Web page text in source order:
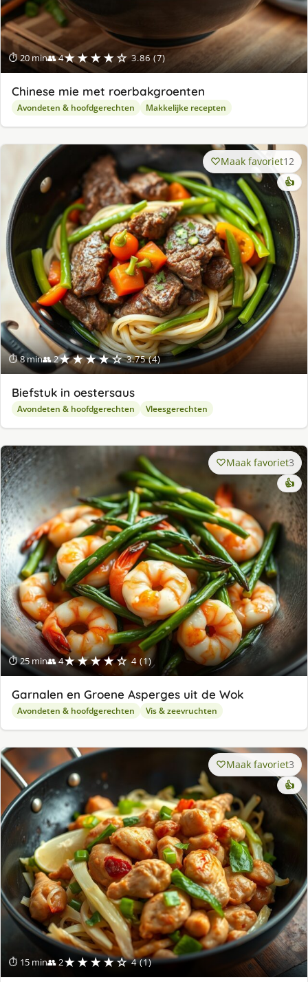
⏱ 20 min👥 4★★★★☆ 3.86 (7)
Chinese mie met roerbakgroenten
Avondeten & hoofdgerechten Makkelijke recepten
⏱ 8 min👥 2★★★★☆ 3.75 (4)
Maak favoriet12
👍
Biefstuk in oestersaus
Avondeten & hoofdgerechten Vleesgerechten
⏱ 25 min👥 4★★★★☆ 4 (1)
Maak favoriet3
👍
Garnalen en Groene Asperges uit de Wok
Avondeten & hoofdgerechten Vis & zeevruchten
⏱ 15 min👥 2★★★★☆ 4 (1)
Maak favoriet3
👍